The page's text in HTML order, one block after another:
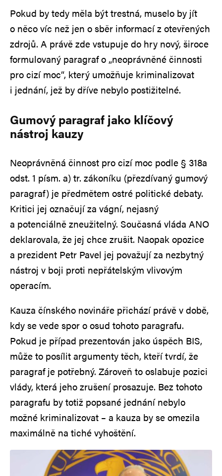
Pokud by tedy měla být trestná, muselo by jít
o něco víc než jen o sběr informací z otevřených
zdrojů. A právě zde vstupuje do hry nový, široce
formulovaný paragraf o „neoprávněné činnosti
pro cizí moc“, který umožňuje kriminalizovat
i jednání, jež by dříve nebylo postižitelné.
Gumový paragraf jako klíčový
nástroj kauzy
Neoprávněná činnost pro cizí moc podle § 318a
odst. 1 písm. a) tr. zákoníku (přezdívaný gumový
paragraf) je předmětem ostré politické debaty.
Kritici jej označují za vágní, nejasný
a potenciálně zneužitelný. Současná vláda ANO
deklarovala, že jej chce zrušit. Naopak opozice
a prezident Petr Pavel jej považují za nezbytný
nástroj v boji proti nepřátelským vlivovým
operacím.
Kauza čínského novináře přichází právě v době,
kdy se vede spor o osud tohoto paragrafu.
Pokud je případ prezentován jako úspěch BIS,
může to posílit argumenty těch, kteří tvrdí, že
paragraf je potřebný. Zároveň to oslabuje pozici
vlády, která jeho zrušení prosazuje. Bez tohoto
paragrafu by totiž popsané jednání nebylo
možné kriminalizovat – a kauza by se omezila
maximálně na tiché vyhoštění.